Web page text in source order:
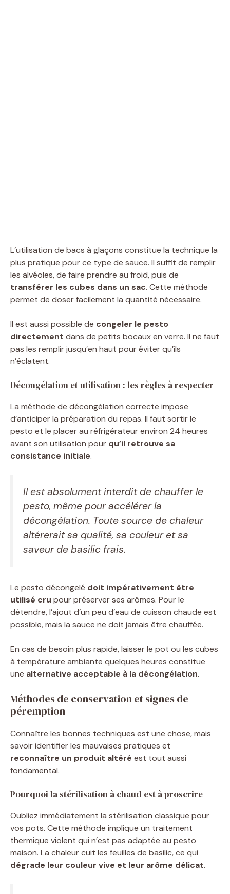
L’utilisation de bacs à glaçons constitue la technique la
plus pratique pour ce type de sauce. Il suffit de remplir
les alvéoles, de faire prendre au froid, puis de
transférer les cubes dans un sac. Cette méthode
permet de doser facilement la quantité nécessaire.
Il est aussi possible de congeler le pesto
directement dans de petits bocaux en verre. Il ne faut
pas les remplir jusqu’en haut pour éviter qu’ils
n’éclatent.
Décongélation et utilisation : les règles à respecter
La méthode de décongélation correcte impose
d’anticiper la préparation du repas. Il faut sortir le
pesto et le placer au réfrigérateur environ 24 heures
avant son utilisation pour qu’il retrouve sa
consistance initiale.
Il est absolument interdit de chauffer le
pesto, même pour accélérer la
décongélation. Toute source de chaleur
altérerait sa qualité, sa couleur et sa
saveur de basilic frais.
Le pesto décongelé doit impérativement être
utilisé cru pour préserver ses arômes. Pour le
détendre, l’ajout d’un peu d’eau de cuisson chaude est
possible, mais la sauce ne doit jamais être chauffée.
En cas de besoin plus rapide, laisser le pot ou les cubes
à température ambiante quelques heures constitue
une alternative acceptable à la décongélation.
Méthodes de conservation et signes de
péremption
Connaître les bonnes techniques est une chose, mais
savoir identifier les mauvaises pratiques et
reconnaître un produit altéré est tout aussi
fondamental.
Pourquoi la stérilisation à chaud est à proscrire
Oubliez immédiatement la stérilisation classique pour
vos pots. Cette méthode implique un traitement
thermique violent qui n’est pas adaptée au pesto
maison. La chaleur cuit les feuilles de basilic, ce qui
dégrade leur couleur vive et leur arôme délicat.